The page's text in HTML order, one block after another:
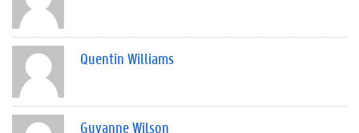
Quentin Williams
Guyanne Wilson